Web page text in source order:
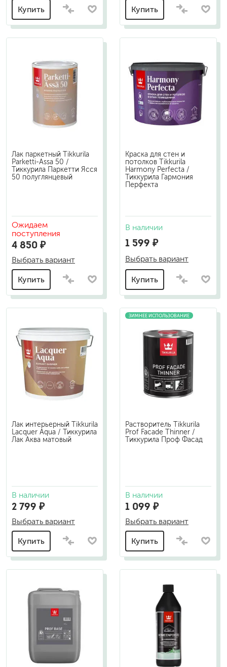
Купить Купить
Лак паркетный Tikkurila
Parketti-Assa 50 /
Тиккурила Паркетти Ясся
50 полуглянцевый
Ожидаем
поступления
4 850 ₽
Выбрать вариант
Купить
Краска для стен и
потолков Tikkurila
Harmony Perfecta /
Тиккурила Гармония
Перфекта
В наличии
1 599 ₽
Выбрать вариант
Купить
Лак интерьерный Tikkurila
Lacquer Aqua / Тиккурила
Лак Аква матовый
В наличии
2 799 ₽
Выбрать вариант
Купить
ЗИМНЕЕ ИСПОЛЬЗОВАНИЕ
Растворитель Tikkurila
Prof Facade Thinner /
Тиккурила Проф Фасад
В наличии
1 099 ₽
Выбрать вариант
Купить